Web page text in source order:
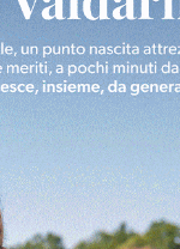
una struttura di
che aveva
in A1 in cui
Franco. Lo
ai sorpassi fra